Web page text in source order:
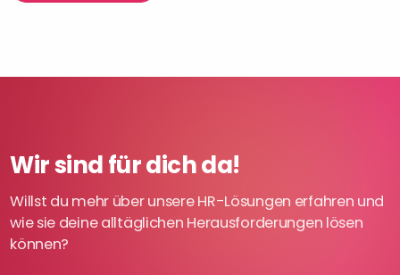
Wir sind für dich da!
Willst du mehr über unsere HR-Lösungen erfahren und
wie sie deine alltäglichen Herausforderungen lösen
können?